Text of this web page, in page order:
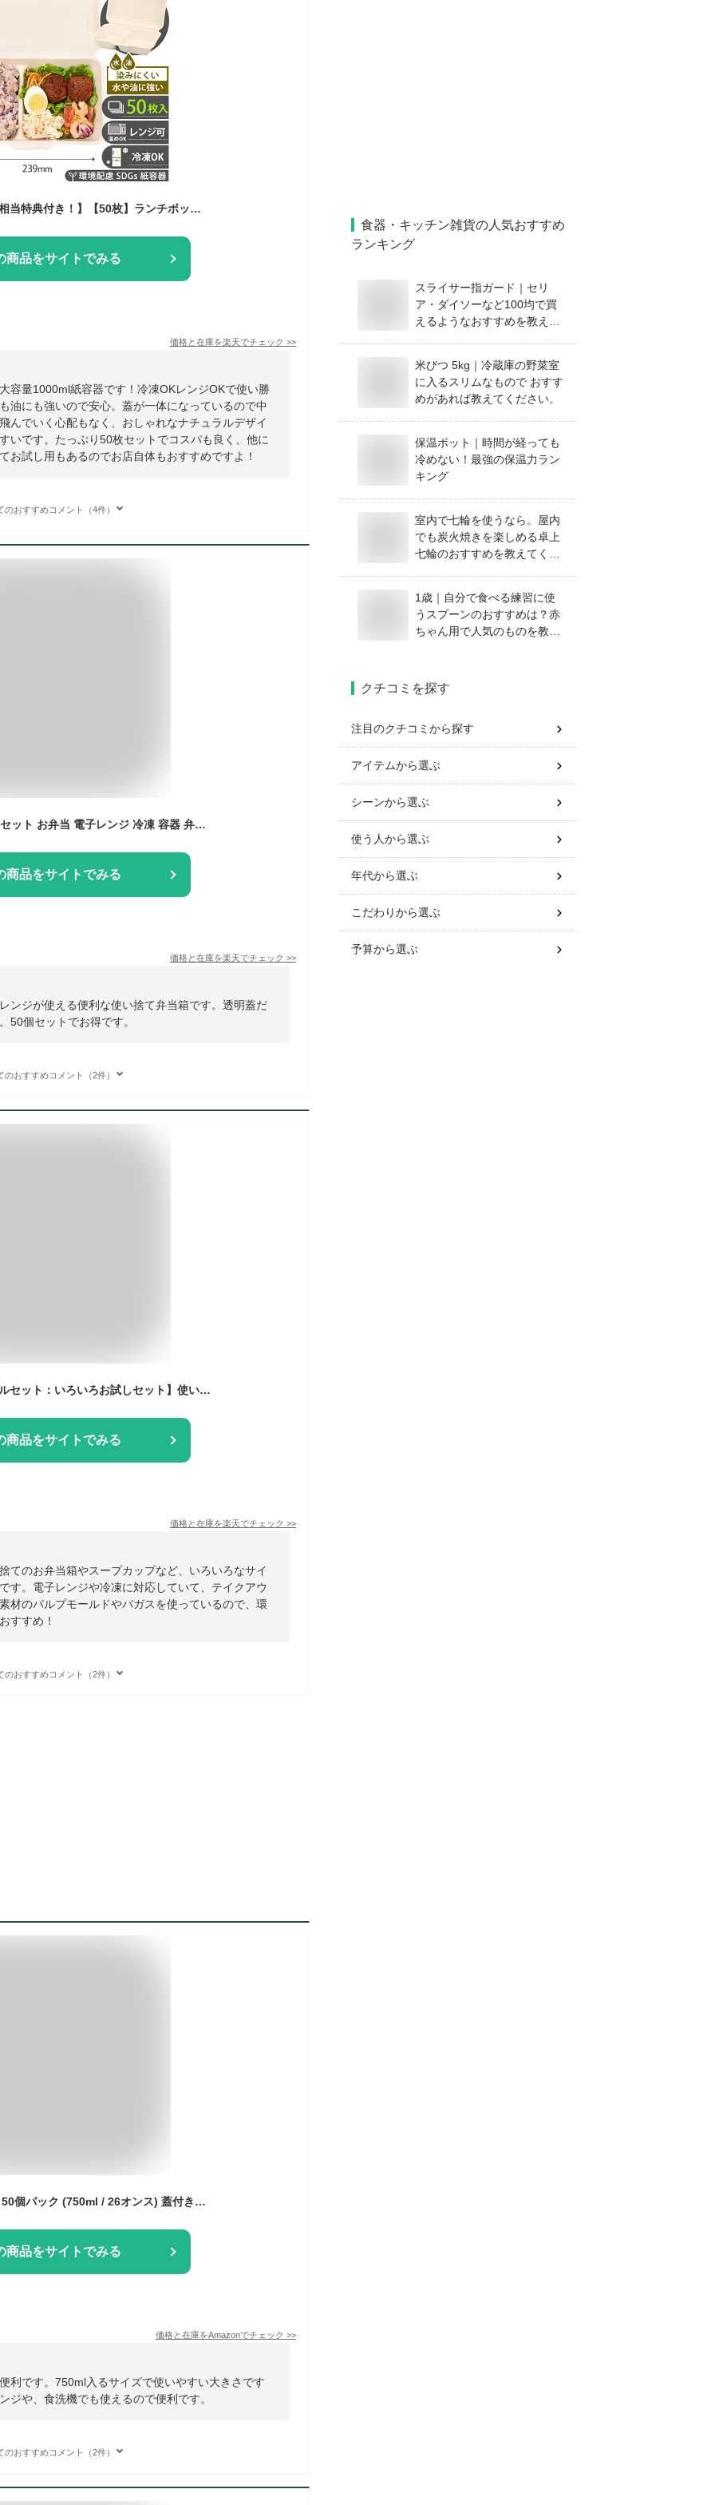
【レビューで2,780円相当特典付き！】【50枚】ランチボックス 1000ml 仕切り付き バガス製 使い捨て弁当箱 レンジ・冷凍対応 エコ紙容器 スタイリッシュ テイクアウト フードパック 業務用 イベント 祭り カフェ用
商品をサイトでみる
価格と在庫を楽天でチェック >>
容量1000ml紙容器です！冷凍OKレンジOKで使い勝
油にも強いので安心。蓋が一体になっているので中
んでいく心配もなく、おしゃれなナチュラルデザイ
いです。たっぷり50枚セットでコスパも良く、他に
お試し用もあるのでお店自体もおすすめですよ！
のおすすめコメント（4件）
使い捨て 弁当箱 50個セット お弁当 電子レンジ 冷凍 容器 弁当箱 透明蓋 お弁当 容器 フードパック テイクアウト おしゃれ クラフト紙 紙容器 紙バック 丼容器 弁当 弁当容器 食品容器 宅配 持ち帰り 業務用 使い捨て弁当箱 お弁当パック ランチボックス
商品をサイトでみる
価格と在庫を楽天でチェック >>
ンジが使える便利な使い捨て弁当箱です。透明蓋だ
50個セットでお得です。
のおすすめコメント（2件）
ポイント3倍【サンプルセット：いろいろお試しセット】使い捨て 弁当箱 レンジ ランチボックス 使い捨て スープカップ 電子レンジ 冷凍 テイクアウト 容器 おしゃれ フードパック パルプモールド バガス 使い捨て容器 紙 お弁当箱 業務用 弁当容器 レンジ対応 エコ
商品をサイトでみる
価格と在庫を楽天でチェック >>
てのお弁当箱やスープカップなど、いろいろなサイ
す。電子レンジや冷凍に対応していて、テイクアウ
材のパルプモールドやバガスを使っているので、環
すすめ！
のおすすめコメント（2件）
AIFUSI 食事準備容器 50個パック (750ml / 26オンス) 蓋付き食品保存容器 使い捨て弁当箱 再利用可能なプラスチックランチボックス キッチンフードテイクアウトボックス 電子レンジ/食器洗い機/冷凍庫対応
商品をサイトでみる
価格と在庫をAmazonでチェック >>
利です。750ml入るサイズで使いやすい大きさです
ジや、食洗機でも使えるので便利です。
のおすすめコメント（2件）
食器・キッチン雑貨の人気おすすめ
ランキング
スライサー指ガード｜セリ
ア・ダイソーなど100均で買
えるようなおすすめを教え
米びつ 5kg｜冷蔵庫の野菜室
に入るスリムなもので おすす
めがあれば教えてください。
保温ポット｜時間が経っても
冷めない！最強の保温力ラン
キング
室内で七輪を使うなら。屋内
でも炭火焼きを楽しめる卓上
七輪のおすすめを教えてくだ
1歳｜自分で食べる練習に使
うスプーンのおすすめは？赤
ちゃん用で人気のものを教え
クチコミを探す
注目のクチコミから探す
アイテムから選ぶ
シーンから選ぶ
使う人から選ぶ
年代から選ぶ
こだわりから選ぶ
予算から選ぶ